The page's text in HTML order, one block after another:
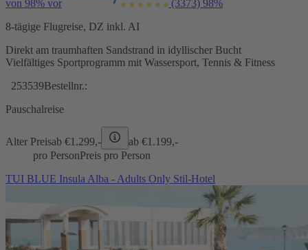
von 98% vor (3373) 98%
8-tägige Flugreise, DZ inkl. AI
Direkt am traumhaften Sandstrand in idyllischer Bucht
Vielfältiges Sportprogramm mit Wassersport, Tennis & Fitness
253539Bestellnr.:
Pauschalreise
Alter Preisab €1.299,- ab €1.199,-
pro PersonPreis pro Person
TUI BLUE Insula Alba - Adults Only Stil-Hotel